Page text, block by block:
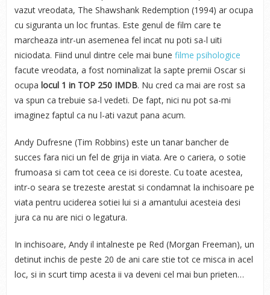
vazut vreodata, The Shawshank Redemption (1994) ar ocupa
cu siguranta un loc fruntas. Este genul de film care te
marcheaza intr-un asemenea fel incat nu poti sa-l uiti
niciodata. Fiind unul dintre cele mai bune filme psihologice
facute vreodata, a fost nominalizat la sapte premii Oscar si
ocupa locul 1 in TOP 250 IMDB. Nu cred ca mai are rost sa
va spun ca trebuie sa-l vedeti. De fapt, nici nu pot sa-mi
imaginez faptul ca nu l-ati vazut pana acum.
Andy Dufresne (Tim Robbins) este un tanar bancher de
succes fara nici un fel de grija in viata. Are o cariera, o sotie
frumoasa si cam tot ceea ce isi doreste. Cu toate acestea,
intr-o seara se trezeste arestat si condamnat la inchisoare pe
viata pentru uciderea sotiei lui si a amantului acesteia desi
jura ca nu are nici o legatura.
In inchisoare, Andy il intalneste pe Red (Morgan Freeman), un
detinut inchis de peste 20 de ani care stie tot ce misca in acel
loc, si in scurt timp acesta ii va deveni cel mai bun prieten…